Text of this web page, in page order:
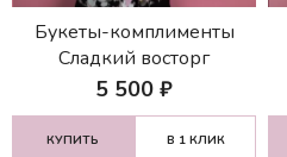
Букеты-комплименты
Сладкий восторг
5 500 ₽
КУПИТЬ В 1 КЛИК